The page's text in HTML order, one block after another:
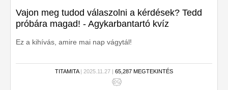
Vajon meg tudod válaszolni a kérdések? Tedd
próbára magad! - Agykarbantartó kvíz
Ez a kihívás, amire mai nap vágytál!
TITAMITA| 2025.11.27 | 65,287 MEGTEKINTÉS